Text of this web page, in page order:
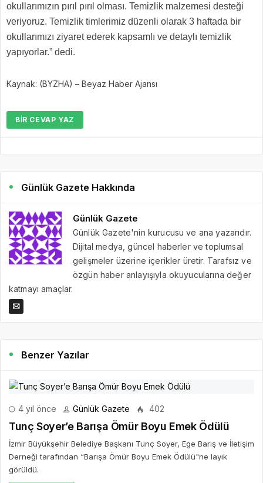
okullarımızın pırıl pırıl olması. Temizlik malzemesi desteği
veriyoruz. Temizlik timlerimiz düzenli olarak 3 haftada bir
okullarımızı ziyaret ederek kapsamlı ve detaylı temizlik
yapıyorlar.” dedi.
Kaynak: (BYZHA) – Beyaz Haber Ajansı
BIR CEVAP YAZ
Günlük Gazete Hakkında
Günlük Gazete
Günlük Gazete'nin kurucusu ve ana yazarıdır.
Dijital medya, güncel haberler ve toplumsal
gelişmeler üzerine içerikler üretir. Tarafsız ve
özgün haber anlayışıyla okuyucularına değer
katmayı amaçlar.
Benzer Yazılar
4 yıl önce Günlük Gazete 402
Tunç Soyer’e Barışa Ömür Boyu Emek Ödülü
İzmir Büyükşehir Belediye Başkanı Tunç Soyer, Ege Barış ve İletişim
Derneği tarafından “Barışa Ömür Boyu Emek Ödülü"ne layık
görüldü.